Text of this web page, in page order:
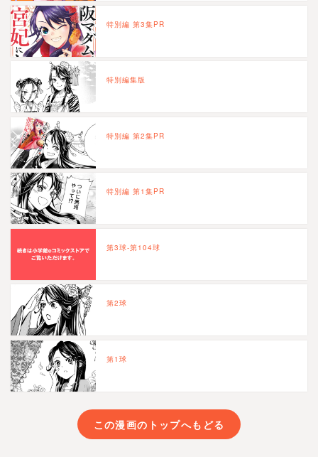
特別編 第3集PR
特別編集版
特別編 第2集PR
特別編 第1集PR
第3球-第104球
第2球
第1球
この漫画のトップへもどる